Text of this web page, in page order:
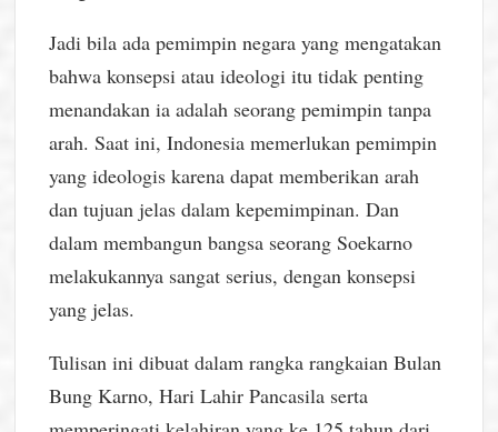
Jadi bila ada pemimpin negara yang mengatakan
bahwa konsepsi atau ideologi itu tidak penting
menandakan ia adalah seorang pemimpin tanpa
arah. Saat ini, Indonesia memerlukan pemimpin
yang ideologis karena dapat memberikan arah
dan tujuan jelas dalam kepemimpinan. Dan
dalam membangun bangsa seorang Soekarno
melakukannya sangat serius, dengan konsepsi
yang jelas.
Tulisan ini dibuat dalam rangka rangkaian Bulan
Bung Karno, Hari Lahir Pancasila serta